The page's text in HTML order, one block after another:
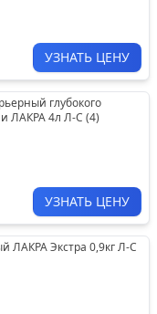
УЗНАТЬ ЦЕНУ
глубокого
ЛАКРА 4л Л-С (4)
УЗНАТЬ ЦЕНУ
ЛАКРА Экстра 0,9кг Л-С